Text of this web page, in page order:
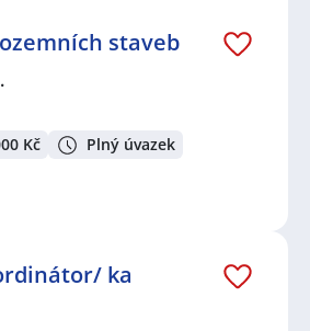
staveb
Kč Plný úvazek
ka